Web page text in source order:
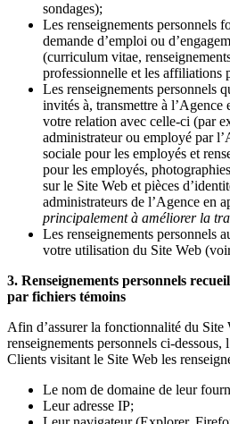
sondages);
Les renseignements personnels
demande d’emploi ou
(curriculum vitae,
professionnelle et les affiliations
Les renseignements personnels
invités à, transmettre à l’Agence
votre relation avec celle-ci (par
administrateur ou employé par
sociale pour les employés et
pour les employés,
sur le Site Web et pièces
administrateurs de l’Agence en
principalement à améliorer la
Les renseignements personnels
votre utilisation du Site Web
3. Renseignements personnels
par fichiers témoins
Afin d’assurer la fonctionnalité du Site
renseignements personnels ci-
Clients visitant le Site Web les
Le nom de domaine de leur
Leur adresse IP;